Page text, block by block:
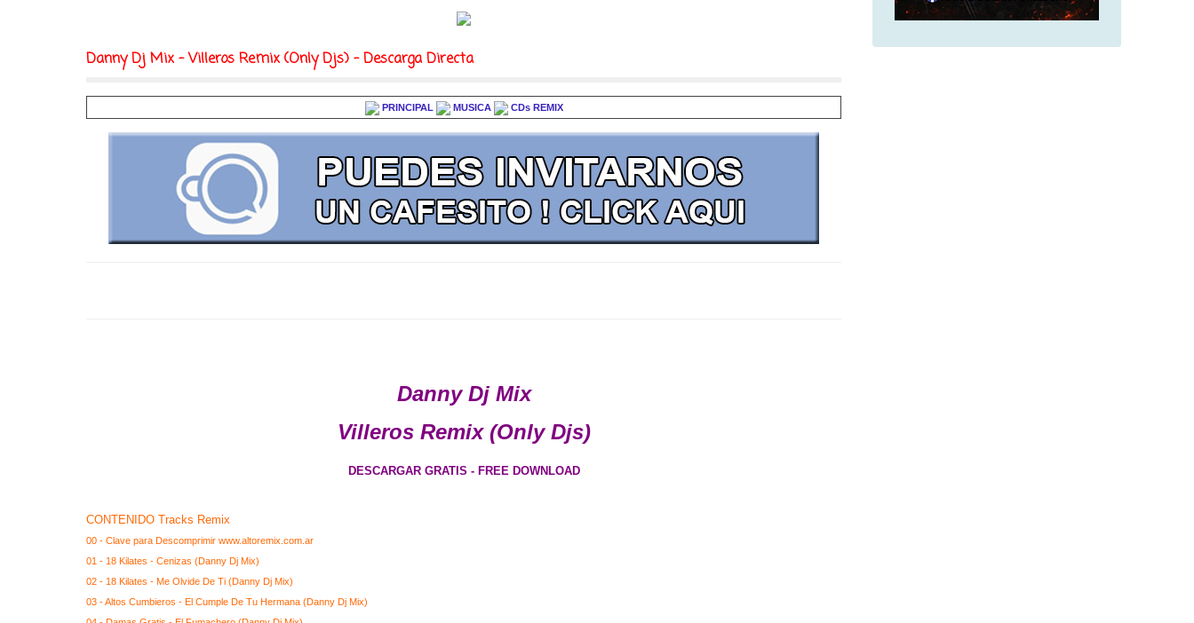
Danny Dj Mix - Villeros Remix (Only Djs) - Descarga Directa
PRINCIPAL MUSICA CDs REMIX
Danny Dj Mix
Villeros Remix (Only Djs)
DESCARGAR GRATIS - FREE DOWNLOAD
CONTENIDO Tracks Remix
00 - Clave para Descomprimir www.altoremix.com.ar
01 - 18 Kilates - Cenizas (Danny Dj Mix)
02 - 18 Kilates - Me Olvide De Ti (Danny Dj Mix)
03 - Altos Cumbieros - El Cumple De Tu Hermana (Danny Dj Mix)